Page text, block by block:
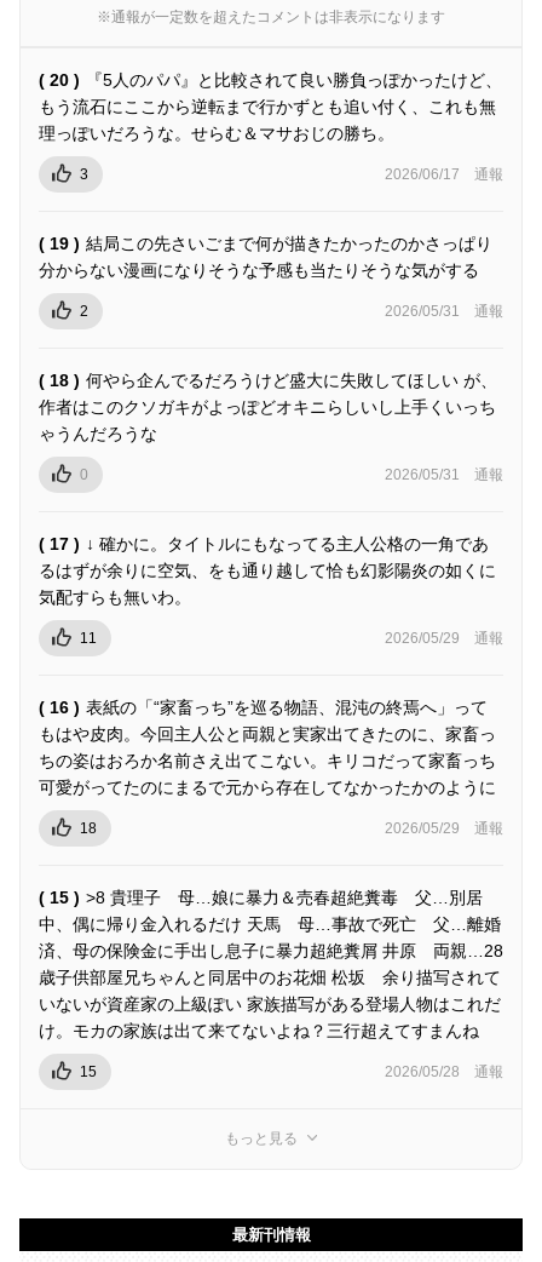
※通報が一定数を超えたコメントは非表示になります
( 20 )
『5人のパパ』と比較されて良い勝負っぽかったけど、
もう流石にここから逆転まで行かずとも追い付く、これも無
理っぽいだろうな。せらむ＆マサおじの勝ち。
3 2026/06/17 通報
( 19 ) 結局この先さいごまで何が描きたかったのかさっぱり
分からない漫画になりそうな予感も当たりそうな気がする
2 2026/05/31 通報
( 18 ) 何やら企んでるだろうけど盛大に失敗してほしい が、
作者はこのクソガキがよっぽどオキニらしいし上手くいっち
ゃうんだろうな
0 2026/05/31 通報
( 17 ) ↓ 確かに。タイトルにもなってる主人公格の一角であ
るはずが余りに空気、をも通り越して恰も幻影陽炎の如くに
気配すらも無いわ。
11 2026/05/29 通報
( 16 ) 表紙の「“家畜っち”を巡る物語、混沌の終焉へ」って
もはや皮肉。今回主人公と両親と実家出てきたのに、家畜っ
ちの姿はおろか名前さえ出てこない。キリコだって家畜っち
可愛がってたのにまるで元から存在してなかったかのように
18 2026/05/29 通報
( 15 ) >8 貴理子 母…娘に暴力＆売春超絶糞毒 父…別居
中、偶に帰り金入れるだけ 天馬 母…事故で死亡 父…離婚
済、母の保険金に手出し息子に暴力超絶糞屑 井原 両親…28
歳子供部屋兄ちゃんと同居中のお花畑 松坂 余り描写されて
いないが資産家の上級ぽい 家族描写がある登場人物はこれだ
け。モカの家族は出て来てないよね？三行超えてすまんね
15 2026/05/28 通報
もっと見る
最新刊情報